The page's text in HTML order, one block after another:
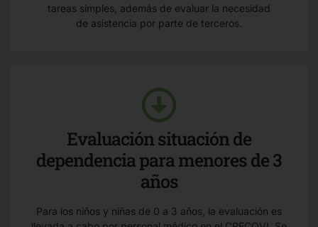
tareas simples, además de evaluar la necesidad
de asistencia por parte de terceros.
Evaluación situación de
dependencia para menores de 3
años
Para los niños y niñas de 0 a 3 años, la evaluación es